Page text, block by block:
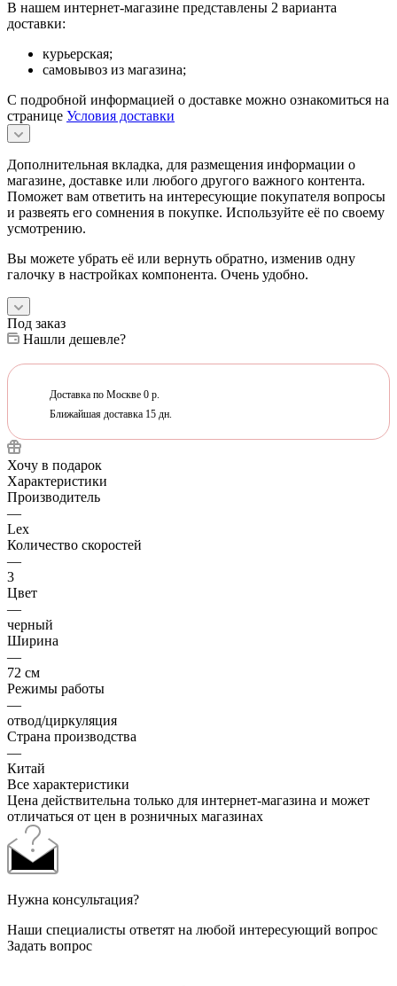
В нашем интернет-магазине представлены 2 варианта
доставки:
курьерская;
самовывоз из магазина;
С подробной информацией о доставке можно ознакомиться на
странице Условия доставки
Дополнительная вкладка, для размещения информации о
магазине, доставке или любого другого важного контента.
Поможет вам ответить на интересующие покупателя вопросы
и развеять его сомнения в покупке. Используйте её по своему
усмотрению.
Вы можете убрать её или вернуть обратно, изменив одну
галочку в настройках компонента. Очень удобно.
Под заказ
Нашли дешевле?
Доставка по Москве 0 р.
Ближайшая доставка 15 дн.
Хочу в подарок
Характеристики
Производитель
—
Lex
Количество скоростей
—
3
Цвет
—
черный
Ширина
—
72 см
Режимы работы
—
отвод/циркуляция
Страна производства
—
Китай
Все характеристики
Цена действительна только для интернет-магазина и может
отличаться от цен в розничных магазинах
Нужна консультация?
Наши специалисты ответят на любой интересующий вопрос
Задать вопрос